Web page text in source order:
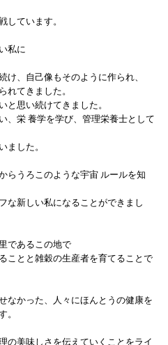
しています。
私に
、自己像もそのように作られ、
れてきました。
思い続けてきました。
、栄 養学を学び、管理栄養士として
した。
らうろこのような宇宙 ルールを知
な新しい私になることができまし
であるこの地で
ことと雑穀の生産者を育てることで
なかった、人々にほんとうの健康を
の美味しさを伝えていくことをライ